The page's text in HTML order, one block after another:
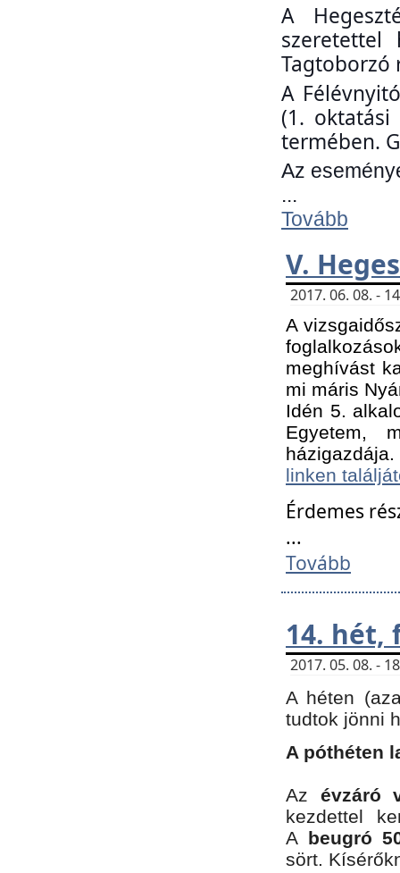
A
Tagtoborzó
A
(1. oktatási
termében.
Az
...
Tovább
V.
2017. 06. 08. -
A
meghívást
mi máris
Idén 5.
Egyetem,
linken
Érdemes
...
Tovább
14. hét,
2017. 05. 08. -
A héten
tudtok jönni
A póthéten
Az évzáró
kezdettel
A beugró
sört.